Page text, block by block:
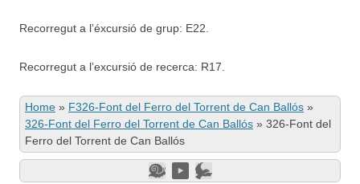
Recorregut a l’éxcursió de grup: E22.
Recorregut a l’excursió de recerca: R17.
Home » F326-Font del Ferro del Torrent de Can Ballós »
326-Font del Ferro del Torrent de Can Ballós » 326-Font del
Ferro del Torrent de Can Ballós